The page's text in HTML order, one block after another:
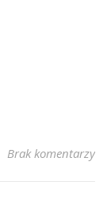
Brak komentarzy